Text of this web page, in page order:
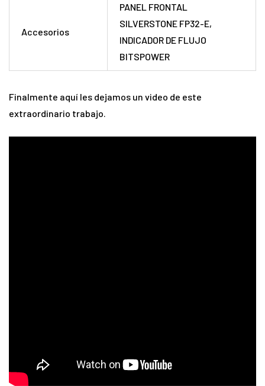
Accesorios
PANEL FRONTAL
SILVERSTONE FP32-E,
INDICADOR DE FLUJO
BITSPOWER
Finalmente aquí les dejamos un video de este
extraordinario trabajo.